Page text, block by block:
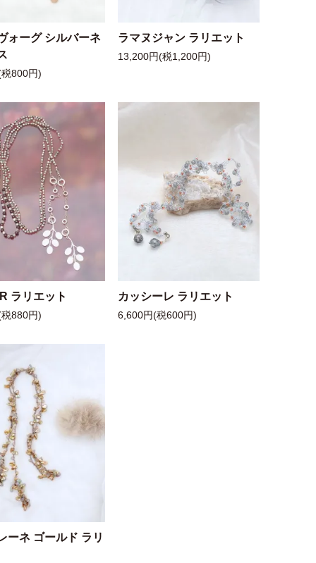
ォーグ シルバーネ
800円)
ラマヌジャン ラリエット
13,200円(税1,200円)
ラリエット
880円)
カッシーレ ラリエット
6,600円(税600円)
ーネ ゴールド ラリ